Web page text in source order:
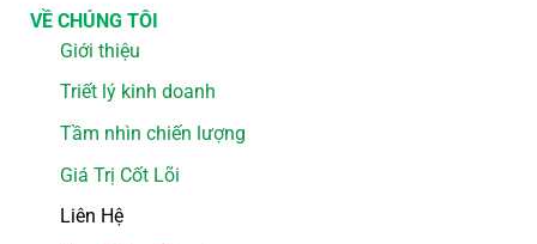
VỀ CHÚNG TÔI
Giới thiệu
Triết lý kinh doanh
Tầm nhìn chiến lượng
Giá Trị Cốt Lõi
Liên Hệ